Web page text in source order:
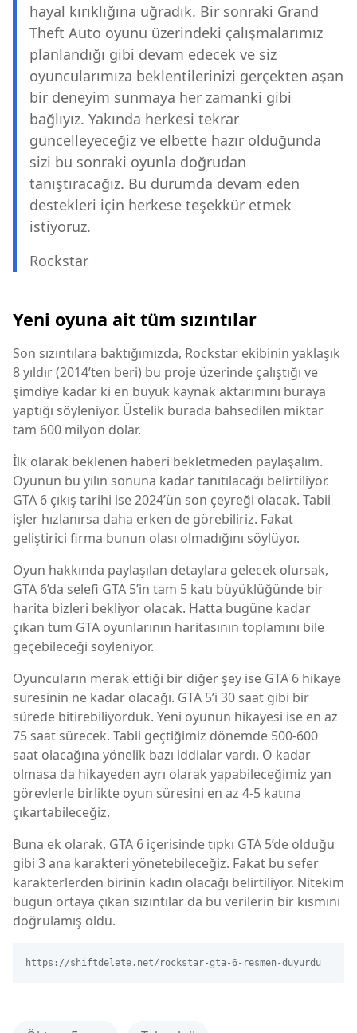
hayal kırıklığına uğradık. Bir sonraki Grand
Theft Auto oyunu üzerindeki çalışmalarımız
planlandığı gibi devam edecek ve siz
oyuncularımıza beklentilerinizi gerçekten aşan
bir deneyim sunmaya her zamanki gibi
bağlıyız. Yakında herkesi tekrar
güncelleyeceğiz ve elbette hazır olduğunda
sizi bu sonraki oyunla doğrudan
tanıştıracağız. Bu durumda devam eden
destekleri için herkese teşekkür etmek
istiyoruz.
Rockstar
Yeni oyuna ait tüm sızıntılar
Son sızıntılara baktığımızda, Rockstar ekibinin yaklaşık
8 yıldır (2014’ten beri) bu proje üzerinde çalıştığı ve
şimdiye kadar ki en büyük kaynak aktarımını buraya
yaptığı söyleniyor. Üstelik burada bahsedilen miktar
tam 600 milyon dolar.
İlk olarak beklenen haberi bekletmeden paylaşalım.
Oyunun bu yılın sonuna kadar tanıtılacağı belirtiliyor.
GTA 6 çıkış tarihi ise 2024’ün son çeyreği olacak. Tabii
işler hızlanırsa daha erken de görebiliriz. Fakat
geliştirici firma bunun olası olmadığını söylüyor.
Oyun hakkında paylaşılan detaylara gelecek olursak,
GTA 6’da selefi GTA 5’in tam 5 katı büyüklüğünde bir
harita bizleri bekliyor olacak. Hatta bugüne kadar
çıkan tüm GTA oyunlarının haritasının toplamını bile
geçebileceği söyleniyor.
Oyuncuların merak ettiği bir diğer şey ise GTA 6 hikaye
süresinin ne kadar olacağı. GTA 5’i 30 saat gibi bir
sürede bitirebiliyorduk. Yeni oyunun hikayesi ise en az
75 saat sürecek. Tabii geçtiğimiz dönemde 500-600
saat olacağına yönelik bazı iddialar vardı. O kadar
olmasa da hikayeden ayrı olarak yapabileceğimiz yan
görevlerle birlikte oyun süresini en az 4-5 katına
çıkartabileceğiz.
Buna ek olarak, GTA 6 içerisinde tıpkı GTA 5’de olduğu
gibi 3 ana karakteri yönetebileceğiz. Fakat bu sefer
karakterlerden birinin kadın olacağı belirtiliyor. Nitekim
bugün ortaya çıkan sızıntılar da bu verilerin bir kısmını
doğrulamış oldu.
https://shiftdelete.net/rockstar-gta-6-resmen-duyurdu